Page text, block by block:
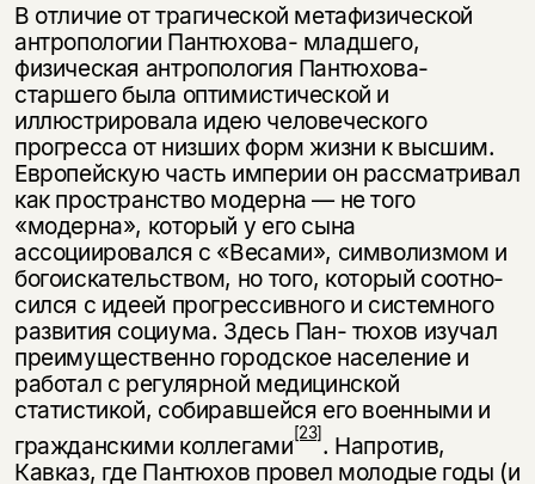
В отличие от трагической метафизической
антропологии Пантюхова- младшего,
физическая антропология Пантюхова-
старшего была оптимисти­ческой и
иллюстрировала идею человеческого
прогресса от низших форм жизни к высшим.
Европейскую часть империи он рассматривал
как про­странство модерна — не того
«модерна», который у его сына
ассоциировался с «Весами», символизмом и
богоискательством, но того, который соотно­
сился с идеей прогрессивного и системного
развития социума. Здесь Пан- тюхов изучал
преимущественно городское население и
работал с регулярной медицинской
статистикой, собиравшейся его военными и
гражданскими коллегами[23]. Напротив,
Кавказ, где Пантюхов провел молодые годы (и